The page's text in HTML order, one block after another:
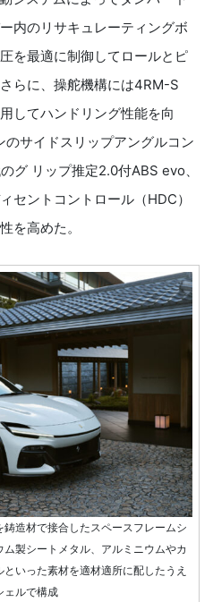
内のリサキュレーティングボ
を最適に制御してロールとピ
らに、操舵機構には4RM-S
してハンドリング性能を向
サイドスリップアングルコン
グ リップ推定2.0付ABS evo、
セントコントロール（HDC）
を高めた。
造材で接合したスペースフレームシ
製シートメタル、アルミニウムやカ
いった素材を適材適所に配したうえ
ェルで構成